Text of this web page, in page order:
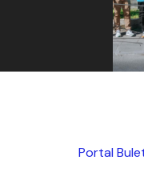
Portal